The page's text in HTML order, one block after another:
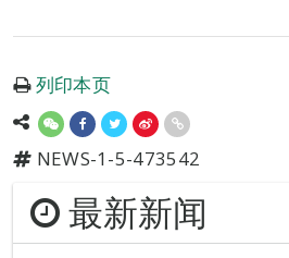
列印本页
NEWS-1-5-473542
最新新闻